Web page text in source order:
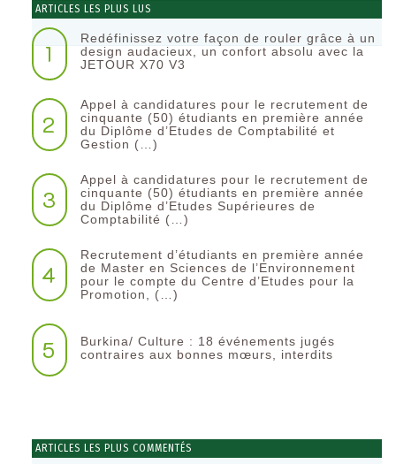
ARTICLES LES PLUS LUS
1
Redéfinissez votre façon de rouler grâce à un
design audacieux, un confort absolu avec la
JETOUR X70 V3
2
Appel à candidatures pour le recrutement de
cinquante (50) étudiants en première année
du Diplôme d’Etudes de Comptabilité et
Gestion (…)
3
Appel à candidatures pour le recrutement de
cinquante (50) étudiants en première année
du Diplôme d’Etudes Supérieures de
Comptabilité (…)
4
Recrutement d’étudiants en première année
de Master en Sciences de l’Environnement
pour le compte du Centre d’Etudes pour la
Promotion, (…)
5
Burkina/ Culture : 18 événements jugés
contraires aux bonnes mœurs, interdits
ARTICLES LES PLUS COMMENTÉS